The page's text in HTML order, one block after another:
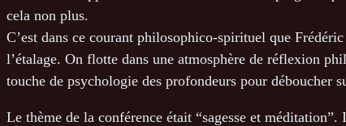
cela non plus.
C’est dans ce courant philosophico-spirituel que
l’étalage. On flotte dans une atmosphère de réflexion
touche de psychologie des profondeurs pour déboucher
Le thème de la conférence était “sagesse et